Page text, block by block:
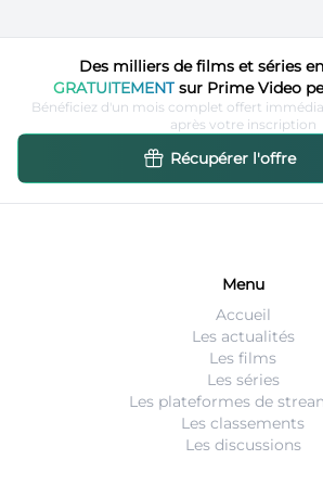
Des milliers de films et séries
GRATUITEMENTsur Prime Video
Bénéficiez d'un mois complet offert
après votre inscription
Récupérer l'offre
Menu
Accueil
Les actualités
Les films
Les séries
Les plateformes de
Les classements
Les discussions